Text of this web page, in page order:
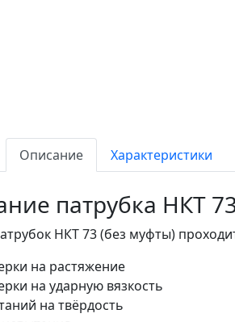
Описание Характеристики
патрубка НКТ
НКТ 73 (без муфты)
на растяжение
на ударную вязкость
на твёрдость